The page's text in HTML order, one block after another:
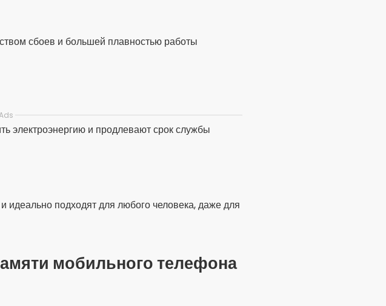
сбоев и большей плавностью работы
электроэнергию и продлевают срок службы
подходят для любого человека, даже для
мобильного телефона